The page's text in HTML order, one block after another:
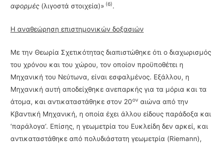
αφορμές (λιγοστά στοιχεία)» (6).
H αναθεώρηση επιστημονικών δοξασιών
Με την Θεωρία Σχετικότητας διαπιστώθηκε ότι ο διαχωρισμός
του χρόνου και του χώρου, τον οποίον προϋποθέτει η
Μηχανική του Νεύτωνα, είναι εσφαλμένος. Εξάλλου, η
Μηχανική αυτή απο­δείχθηκε ανεπαρκής για τα μόρια και τα
άτομα, και αντικαταστάθηκε στον 20ον αιώνα από την
Κβαντική Μηχανική, η οποία έχει άλλου είδους παράδοξα και
‘παράλογα’. Επίσης, η γεωμετρία του Ευκλείδη δεν αρκεί, και
αντικαταστάθηκε από πολυδιάστατη γεωμετρία (Rie­mann),